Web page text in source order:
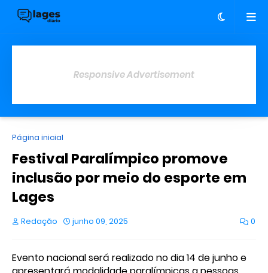
Responsive Advertisement
Página inicial
Festival Paralímpico promove
inclusão por meio do esporte em
Lages
Redação junho 09, 2025 0
Evento nacional será realizado no dia 14 de junho e